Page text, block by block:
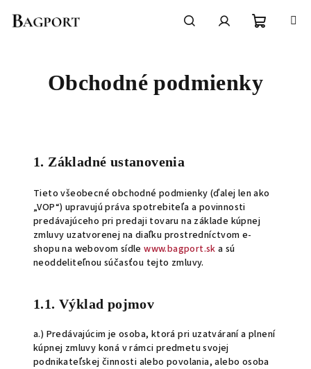
košík
Obchodné podmienky
1. Základné ustanovenia
Tieto všeobecné obchodné podmienky (ďalej len ako
„VOP“) upravujú práva spotrebiteľa a povinnosti
predávajúceho pri predaji tovaru na základe kúpnej
zmluvy uzatvorenej na diaľku prostredníctvom e-
shopu na webovom sídle www.bagport.sk a sú
neoddeliteľnou súčasťou tejto zmluvy.
1.1. Výklad pojmov
a.) Predávajúcim je osoba, ktorá pri uzatváraní a plnení
kúpnej zmluvy koná v rámci predmetu svojej
podnikateľskej činnosti alebo povolania, alebo osoba